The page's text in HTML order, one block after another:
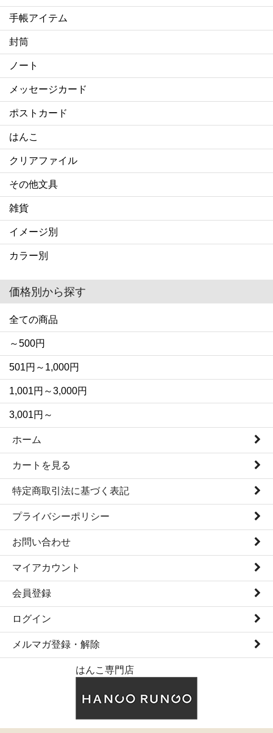
手帳アイテム
封筒
ノート
メッセージカード
ポストカード
はんこ
クリアファイル
その他文具
雑貨
イメージ別
カラー別
価格別から探す
全ての商品
～500円
501円～1,000円
1,001円～3,000円
3,001円～
ホーム
カートを見る
特定商取引法に基づく表記
プライバシーポリシー
お問い合わせ
マイアカウント
会員登録
ログイン
メルマガ登録・解除
はんこ専門店